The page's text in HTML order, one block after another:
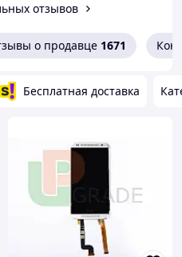
отзывов
о продавце 1671
Бесплатная доставка